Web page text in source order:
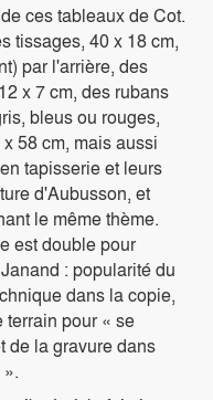
ces tableaux de Cot.
tissages, 40 x 18 cm,
par l'arrière, des
x 7 cm, des rubans
bleus ou rouges,
58 cm, mais aussi
en tapisserie et leurs
d'Aubusson, et
le même thème.
est double pour
: popularité du
dans la copie,
terrain pour « se
de la gravure dans
».